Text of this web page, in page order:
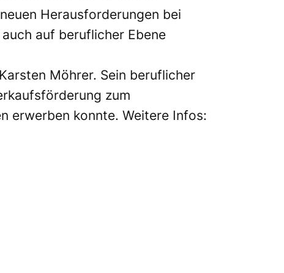
Herausforderungen bei
auf beruflicher Ebene
Möhrer. Sein beruflicher
zum
erwerben konnte. Weitere Infos: